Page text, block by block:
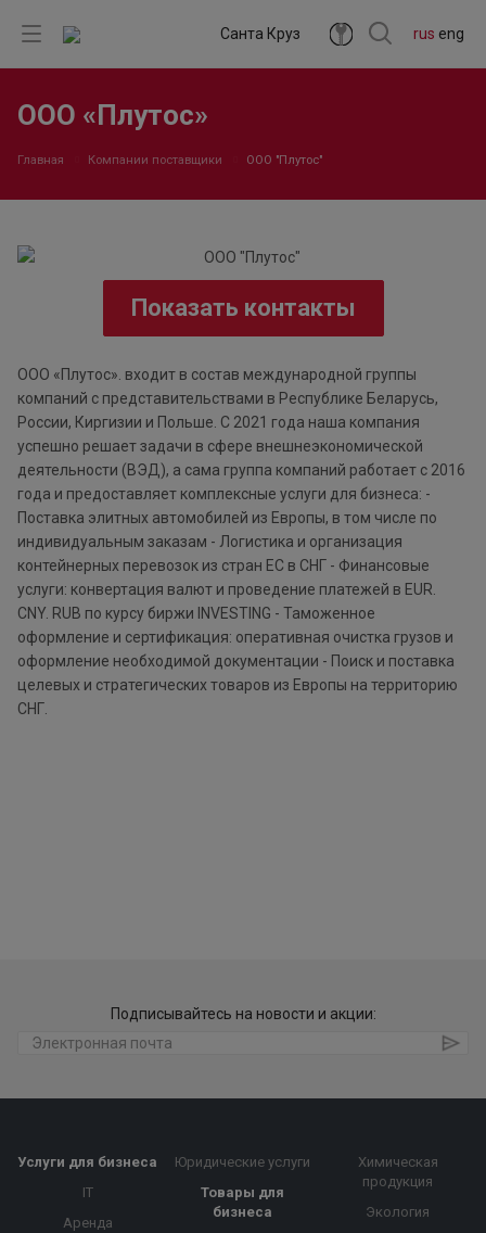
rus eng
Санта Круз
ООО «Плутос»
Главная Компании поставщики ООО "Плутос"
Показать контакты
ООО «Плутос». входит в состав международной группы
компаний с представительствами в Республике Беларусь,
России, Киргизии и Польше. С 2021 года наша компания
успешно решает задачи в сфере внешнеэкономической
деятельности (ВЭД), а сама гpyппa компаний работает с 2016
года и предоставляет комплексные услуги для бизнеса: -
Поставка элитных автомобилей из Европы, в том числе по
индивидуальным заказам - Логистика и организация
контейнерных перевозок из стран EC в СНГ - Финансовые
услуги: конвертация валют и проведение платежей в EUR.
CNY. RUB по курсу биржи INVESTING - Таможенное
оформление и сертификация: оперативная очистка грузов и
оформление необходимой документации - Поиск и поставка
целевых и стратегических товаров из Европы на территорию
СНГ.
Подписывайтесь на новости и акции:
Услуги для бизнеса
IT
Аренда
Юридические услуги
Товары для
бизнеса
Химическая
продукция
Экология